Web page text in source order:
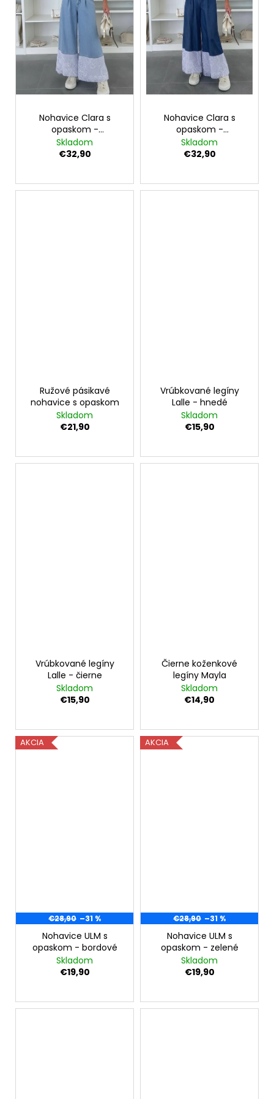
Nohavice Clara s
opaskom -
svetlomodré
Skladom
€32,90
Nohavice Clara s
opaskom -
tmavomodré
Skladom
€32,90
Ružové pásikavé
nohavice s opaskom
Skladom
€21,90
Vrúbkované legíny
Lalle - hnedé
Skladom
€15,90
Vrúbkované legíny
Lalle - čierne
Skladom
€15,90
Čierne koženkové
legíny Mayla
Skladom
€14,90
AKCIA
€28,90 –31 %
Nohavice ULM s
opaskom - bordové
Skladom
€19,90
AKCIA
€28,90 –31 %
Nohavice ULM s
opaskom - zelené
Skladom
€19,90